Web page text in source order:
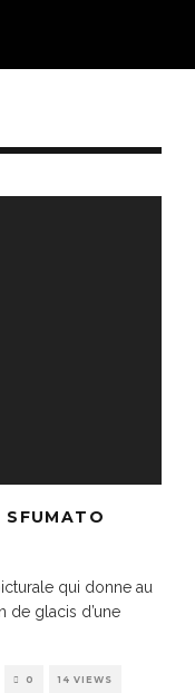
SFUMATO
qui donne au
de glacis d’une
0 14 VIEWS